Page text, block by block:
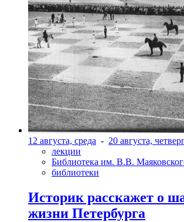
12 августа, среда - 20 августа,
лекции
Библиотека им. В.В.
библиотеки
Историк расскажет о
жизни Петербурга